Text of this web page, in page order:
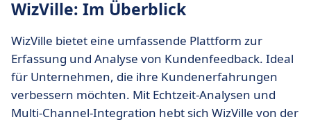
WizVille: Im Überblick
WizVille bietet eine umfassende Plattform zur
Erfassung und Analyse von Kundenfeedback. Ideal
für Unternehmen, die ihre Kundenerfahrungen
verbessern möchten. Mit Echtzeit-Analysen und
Multi-Channel-Integration hebt sich WizVille von der